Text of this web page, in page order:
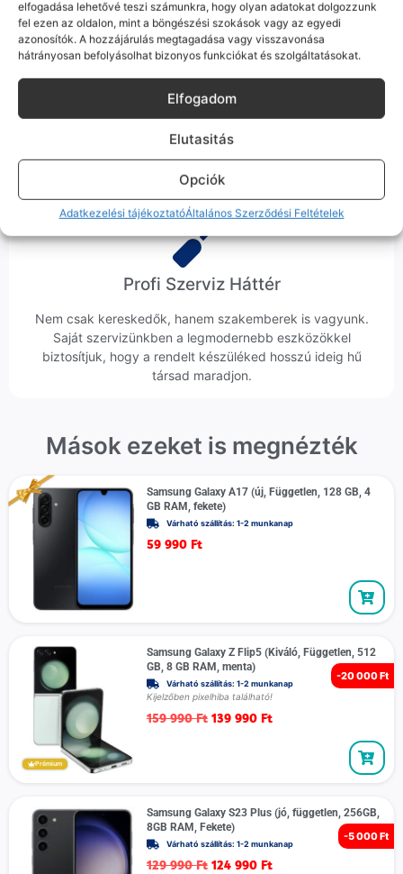
elfogadása lehetővé teszi számunkra, hogy olyan adatokat dolgozzunk
fel ezen az oldalon, mint a böngészési szokások vagy az egyedi
azonosítók. A hozzájárulás megtagadása vagy visszavonása
hátrányosan befolyásolhat bizonyos funkciókat és szolgáltatásokat.
Elfogadom
Elutasitás
Opciók
Adatkezelési tájékoztatóÁltalános Szerződési Feltételek
Ingyenes Futár & Szerviz
Ha messze laksz, mi megyünk a készülékért. Garanciális
javítva vagy cserélve küldjük vissza – neked ez 0 Ft
költséggel jár.
Profi Szerviz Háttér
Nem csak kereskedők, hanem szakemberek is vagyunk.
Saját szervizünkben a legmodernebb eszközökkel
biztosítjuk, hogy a rendelt készüléked hosszú ideig hű
társad maradjon.
Mások ezeket is megnézték
Samsung Galaxy A17 (új, Független, 128 GB, 4
GB RAM, fekete)
Várható szállítás: 1-2 munkanap
59 990 Ft
-20 000 Ft
Prémium
Samsung Galaxy Z Flip5 (Kiváló, Független, 512
GB, 8 GB RAM, menta)
Várható szállítás: 1-2 munkanap
Kijelzőben pixelhiba található!
159 990Ft 139 990 Ft
-5 000 Ft
Samsung Galaxy S23 Plus (jó, független, 256GB,
8GB RAM, Fekete)
Várható szállítás: 1-2 munkanap
129 990Ft 124 990 Ft